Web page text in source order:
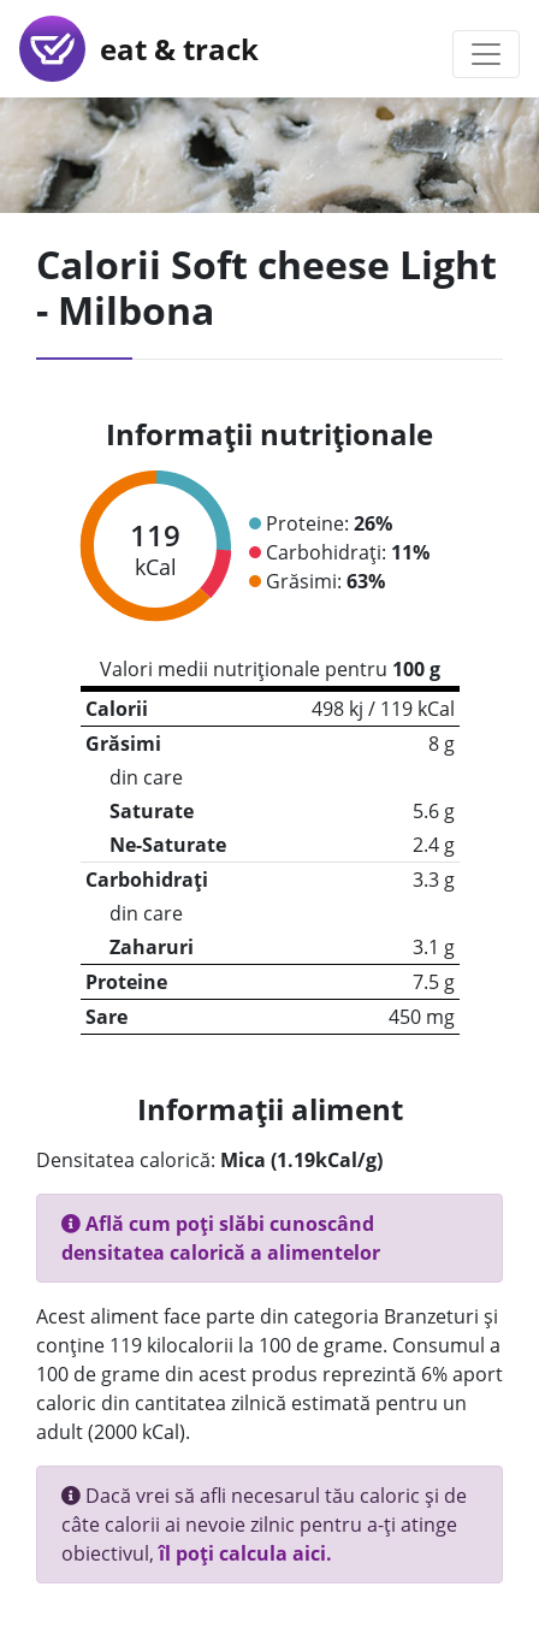
eat & track
Calorii Soft cheese Light
- Milbona
Informații nutriționale
119
kCal
Proteine: 26%
Carbohidrați: 11%
Grăsimi: 63%
Valori medii nutriționale pentru 100 g
Calorii
498 kj / 119 kCal
Grăsimi
8 g
din care
Saturate
5.6 g
Ne-Saturate
2.4 g
Carbohidrați
3.3 g
din care
Zaharuri
3.1 g
Proteine
7.5 g
Sare
450 mg
Informații aliment
Densitatea calorică: Mica (1.19kCal/g)
Află cum poți slăbi cunoscând
densitatea calorică a alimentelor
Acest aliment face parte din categoria Branzeturi și
conține 119 kilocalorii la 100 de grame. Consumul a
100 de grame din acest produs reprezintă 6% aport
caloric din cantitatea zilnică estimată pentru un
adult (2000 kCal).
Dacă vrei să afli necesarul tău caloric și de
câte calorii ai nevoie zilnic pentru a-ți atinge
obiectivul,îl poți calcula aici.